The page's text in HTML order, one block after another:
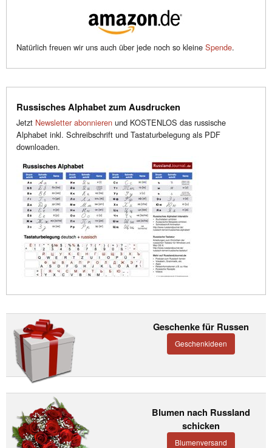
Natürlich freuen wir uns auch über jede noch so kleine Spende.
Russisches Alphabet zum Ausdrucken
Jetzt Newsletter abonnieren und KOSTENLOS das russische
Alphabet inkl. Schreibschrift und Tastaturbelegung als PDF
downloaden.
Geschenke für Russen
Geschenkideen
Blumen nach Russland
schicken
Blumenversand